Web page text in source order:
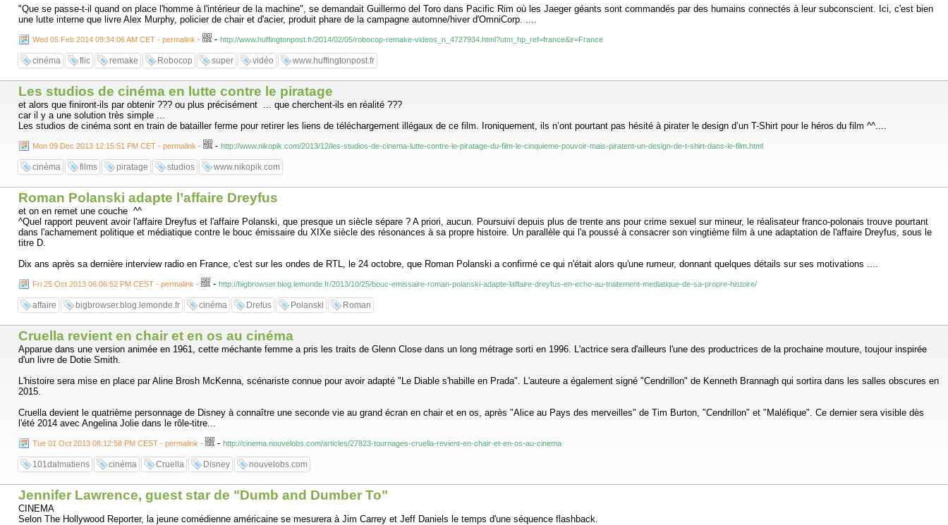
"Que se passe-t-il quand on place l'homme à l'intérieur de la machine", se demandait Guillermo del Toro dans Pacific Rim où les Jaeger géants sont commandés par des humains connectés à leur subconscient. Ici, c'est bien
une lutte interne que livre Alex Murphy, policier de chair et d'acier, produit phare de la campagne automne/hiver d'OmniCorp. ....
Wed 05 Feb 2014 09:34:06 AM CET - permalink - - http://www.huffingtonpost.fr/2014/02/05/robocop-remake-videos_n_4727934.html?utm_hp_ref=france&ir=France
cinéma flic remake Robocop super vidéo www.huffingtonpost.fr
Les studios de cinéma en lutte contre le piratage
et alors que finiront-ils par obtenir ??? ou plus précisément ... que cherchent-ils en réalité ???
car il y a une solution très simple ...
Les studios de cinéma sont en train de batailler ferme pour retirer les liens de téléchargement illégaux de ce film. Ironiquement, ils n’ont pourtant pas hésité à pirater le design d’un T-Shirt pour le héros du film ^^....
Mon 09 Dec 2013 12:15:51 PM CET - permalink - - http://www.nikopik.com/2013/12/les-studios-de-cinema-lutte-contre-le-piratage-du-film-le-cinquieme-pouvoir-mais-piratent-un-design-de-t-shirt-dans-le-film.html
cinéma films piratage studios www.nikopik.com
Roman Polanski adapte l’affaire Dreyfus
et on en remet une couche ^^
^Quel rapport peuvent avoir l'affaire Dreyfus et l'affaire Polanski, que presque un siècle sépare ? A priori, aucun. Poursuivi depuis plus de trente ans pour crime sexuel sur mineur, le réalisateur franco-polonais trouve pourtant
dans l'acharnement politique et médiatique contre le bouc émissaire du XIXe siècle des résonances à sa propre histoire. Un parallèle qui l'a poussé à consacrer son vingtième film à une adaptation de l'affaire Dreyfus, sous le
titre D.
Dix ans après sa dernière interview radio en France, c'est sur les ondes de RTL, le 24 octobre, que Roman Polanski a confirmé ce qui n'était alors qu'une rumeur, donnant quelques détails sur ses motivations ....
Fri 25 Oct 2013 06:06:52 PM CEST - permalink - - http://bigbrowser.blog.lemonde.fr/2013/10/25/bouc-emissaire-roman-polanski-adapte-laffaire-dreyfus-en-echo-au-traitement-mediatique-de-sa-propre-histoire/
affaire bigbrowser.blog.lemonde.fr cinéma Drefus Polanski Roman
Cruella revient en chair et en os au cinéma
Apparue dans une version animée en 1961, cette méchante femme a pris les traits de Glenn Close dans un long métrage sorti en 1996. L'actrice sera d'ailleurs l'une des productrices de la prochaine mouture, toujour inspirée
d'un livre de Dotie Smith.
L'histoire sera mise en place par Aline Brosh McKenna, scénariste connue pour avoir adapté "Le Diable s'habille en Prada". L'auteure a également signé "Cendrillon" de Kenneth Brannagh qui sortira dans les salles obscures en
2015.
Cruella devient le quatrième personnage de Disney à connaître une seconde vie au grand écran en chair et en os, après "Alice au Pays des merveilles" de Tim Burton, "Cendrillon" et "Maléfique". Ce dernier sera visible dès
l'été 2014 avec Angelina Jolie dans le rôle-titre...
Tue 01 Oct 2013 08:12:58 PM CEST - permalink - - http://cinema.nouvelobs.com/articles/27823-tournages-cruella-revient-en-chair-et-en-os-au-cinema
101dalmatiens cinéma Cruella Disney nouvelobs.com
Jennifer Lawrence, guest star de "Dumb and Dumber To"
CINEMA
Selon The Hollywood Reporter, la jeune comédienne américaine se mesurera à Jim Carrey et Jeff Daniels le temps d'une séquence flashback.